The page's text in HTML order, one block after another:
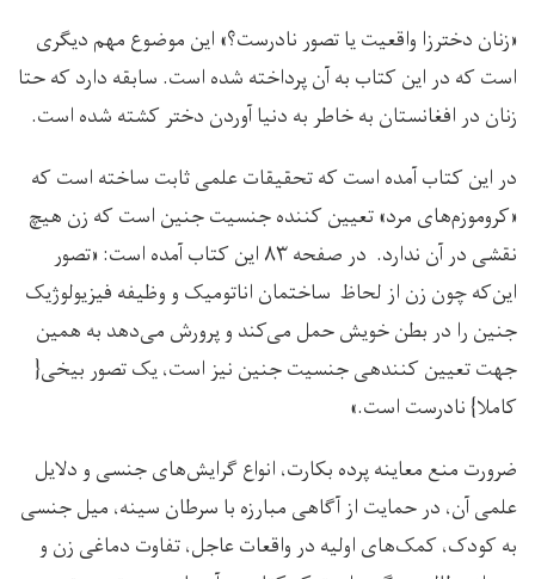
«زنان دخترزا واقعیت یا تصور نادرست؟» این موضوع مهم دیگری
است که در این کتاب به آن پرداخته شده است. سابقه دارد که حتا
زنان در افغانستان به خاطر به دنیا آوردن دختر کشته شده است.
در این کتاب آمده است که تحقیقات علمی ثابت ساخته است که
«کروموزم‌های مرد» تعیین کننده جنسیت جنین است که زن هیچ
نقشی در آن ندارد. در صفحه ۸۳ این کتاب آمده است: «تصور
این‌که چون زن از لحاظ ساختمان اناتومیک و وظیفه فیزیولوژیک
جنین را در بطن خویش حمل می‌کند و پرورش می‌دهد به همین
جهت تعیین کنندهی جنسیت جنین نیز است، یک تصور بیخی{
کاملا} نادرست است.»
ضرورت منع معاینه پرده بکارت، انواع گرایش‌های جنسی و دلایل
علمی آن، در حمایت از آگاهی مبارزه با سرطان سینه، میل جنسی
به کودک، کمک‌های اولیه در واقعات عاجل، تفاوت دماغی زن و